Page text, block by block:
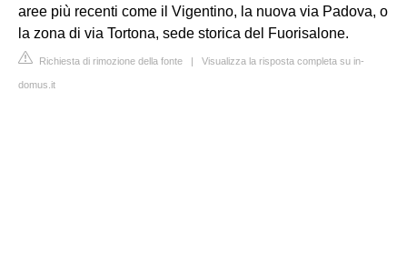
aree più recenti come il Vigentino, la nuova via Padova, o
la zona di via Tortona, sede storica del Fuorisalone.
Richiesta di rimozione della fonte | Visualizza la risposta completa su in-
domus.it